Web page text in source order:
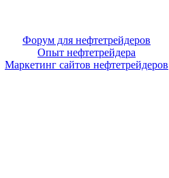
Форум для нефтетрейдеров
Опыт нефтетрейдера
Маркетинг сайтов нефтетрейдеров